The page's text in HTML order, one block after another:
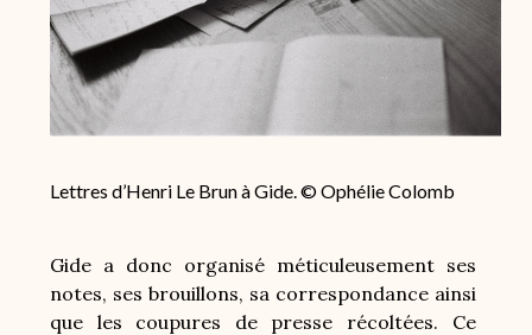
Lettres d’Henri Le Brun à Gide. © Ophélie Colomb
Gide a donc organisé méticuleusement ses
notes, ses brouillons, sa correspondance ainsi
que les coupures de presse récoltées. Ce